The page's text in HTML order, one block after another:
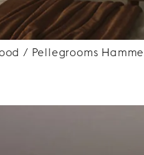
/ Pellegrooms